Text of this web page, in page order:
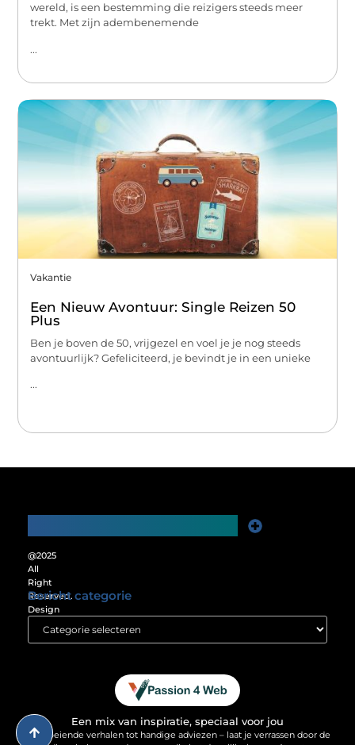
wereld, is een bestemming die reizigers steeds meer
trekt. Met zijn adembenemende
...
Vakantie
Een Nieuw Avontuur: Single Reizen 50
Plus
Ben je boven de 50, vrijgezel en voel je je nog steeds
avontuurlijk? Gefeliciteerd, je bevindt je in een unieke
...
@2025
All
Right
Reserved.
Design
www.passion4web.nl.
Bericht categorie
Een mix van inspiratie, speciaal voor jou
Van boeiende verhalen tot handige adviezen – laat je verrassen door de